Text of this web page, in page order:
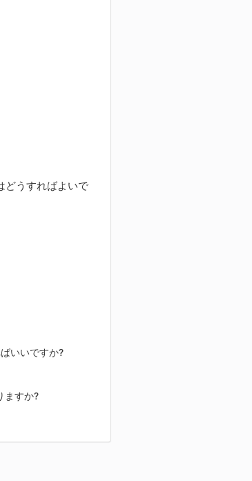
どうすればよいで
いいですか?
ますか?